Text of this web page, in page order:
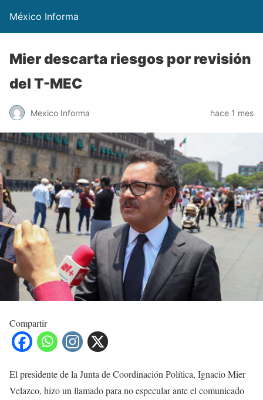
México Informa
Mier descarta riesgos por revisión
del T-MEC
Mexico Informa hace 1 mes
Compartir
El presidente de la Junta de Coordinación Política, Ignacio Mier
Velazco, hizo un llamado para no especular ante el comunicado